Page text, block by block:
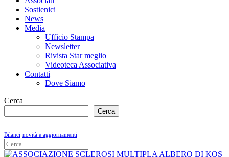
Sostienici
News
Media
Ufficio Stampa
Newsletter
Rivista Star meglio
Videoteca Associativa
Contatti
Dove Siamo
Cerca
Cerca
Bilanci novità e aggiornamenti